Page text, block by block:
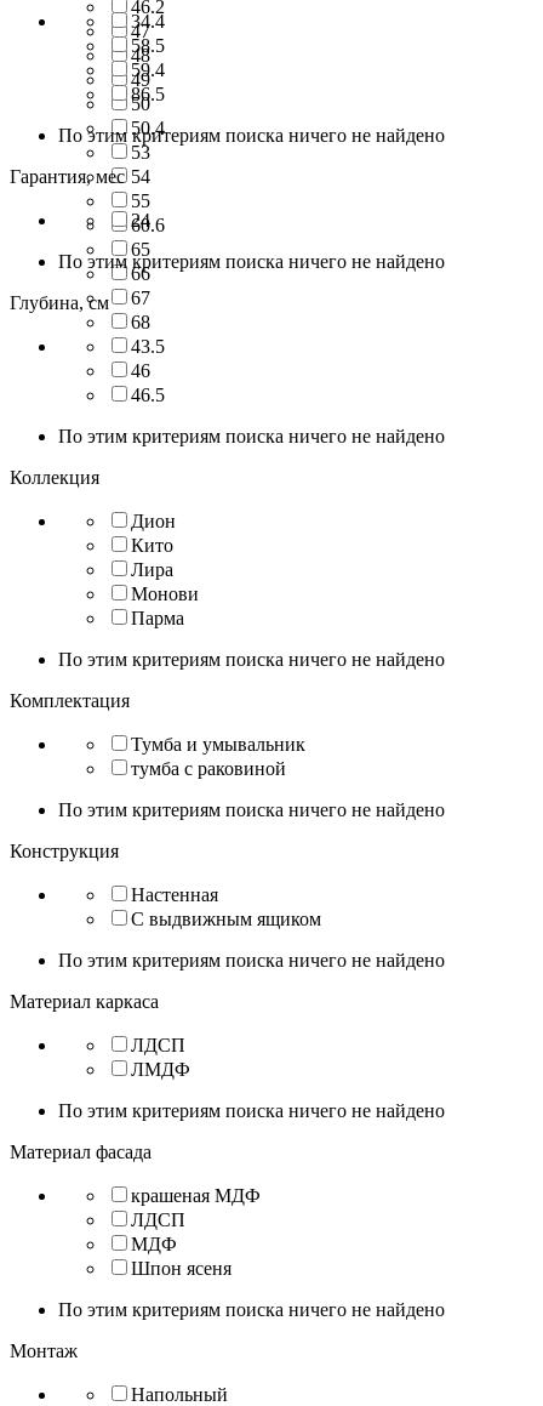
46.2
47
48
49
50
50.4
53
54
55
60.6
65
66
67
68
34.4
58.5
59.4
86.5
По этим критериям поиска ничего не найдено
Гарантия, мес
24
По этим критериям поиска ничего не найдено
Глубина, см
43.5
46
46.5
По этим критериям поиска ничего не найдено
Коллекция
Дион
Кито
Лира
Монови
Парма
По этим критериям поиска ничего не найдено
Комплектация
Тумба и умывальник
тумба с раковиной
По этим критериям поиска ничего не найдено
Конструкция
Настенная
С выдвижным ящиком
По этим критериям поиска ничего не найдено
Материал каркаса
ЛДСП
ЛМДФ
По этим критериям поиска ничего не найдено
Материал фасада
крашеная МДФ
ЛДСП
МДФ
Шпон ясеня
По этим критериям поиска ничего не найдено
Монтаж
Напольный